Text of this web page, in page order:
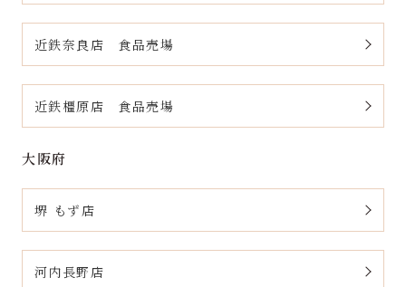
近鉄奈良店 食品売場
近鉄橿原店 食品売場
大阪府
堺 もず店
河内長野店